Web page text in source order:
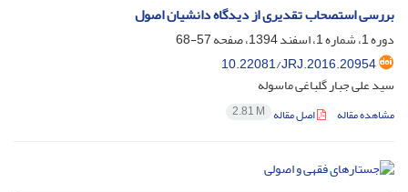
بررسی استصحاب تقدیری از دیدگاه دانشیان اصول
دوره 1، شماره 1، اسفند 1394، صفحه
57-68
10.22081/JRJ.2016.20954
سید علی جبار گلباغی ماسوله
مشاهده مقاله اصل مقاله 2.81 M